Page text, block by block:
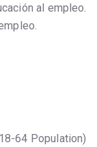
al empleo.
64 Population)